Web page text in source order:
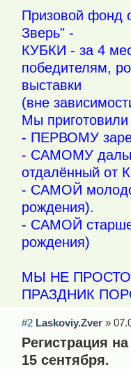
Призовой фонд
Зверь" -
КУБКИ - за 4
победителям,
выставки
(вне
Мы
- ПЕРВОМУ
- САМОМУ
отдалённый от
- САМОЙ
рождения).
- САМОЙ
рождения)
МЫ НЕ
ПРАЗДНИК
#2 Laskoviy.Zver»
Регистрация
15 сентября.